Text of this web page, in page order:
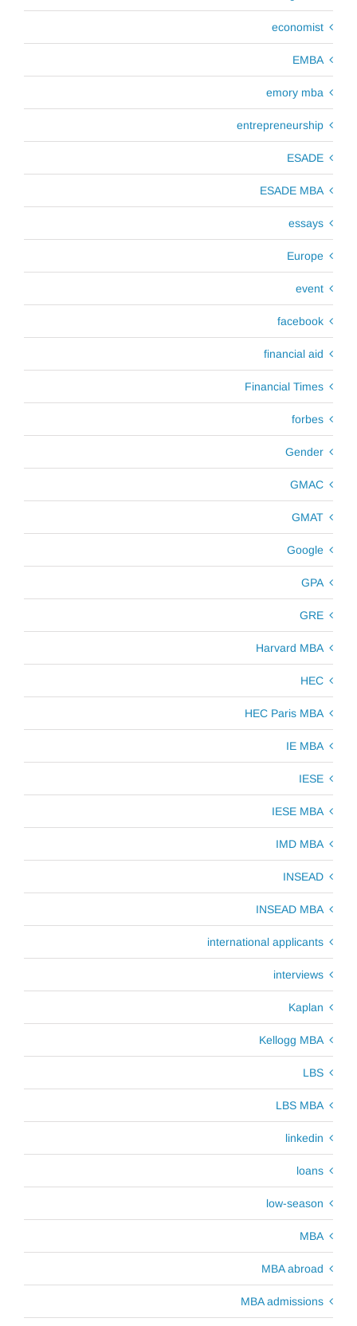
economist
EMBA
emory mba
entrepreneurship
ESADE
ESADE MBA
essays
Europe
event
facebook
financial aid
Financial Times
forbes
Gender
GMAC
GMAT
Google
GPA
GRE
Harvard MBA
HEC
HEC Paris MBA
IE MBA
IESE
IESE MBA
IMD MBA
INSEAD
INSEAD MBA
international applicants
interviews
Kaplan
Kellogg MBA
LBS
LBS MBA
linkedin
loans
low-season
MBA
MBA abroad
MBA admissions